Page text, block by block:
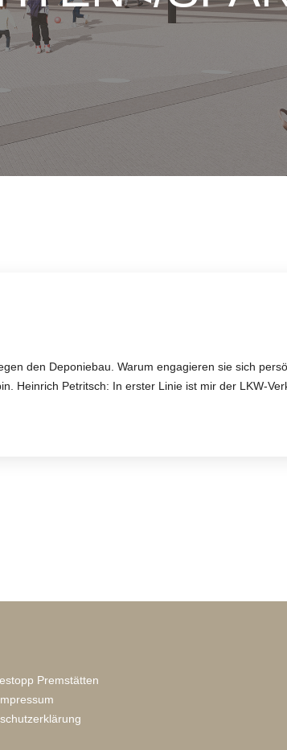
den Deponiebau. Warum engagieren sie sich
Heinrich Petritsch: In erster Linie ist mir der LKW-
Premstätten